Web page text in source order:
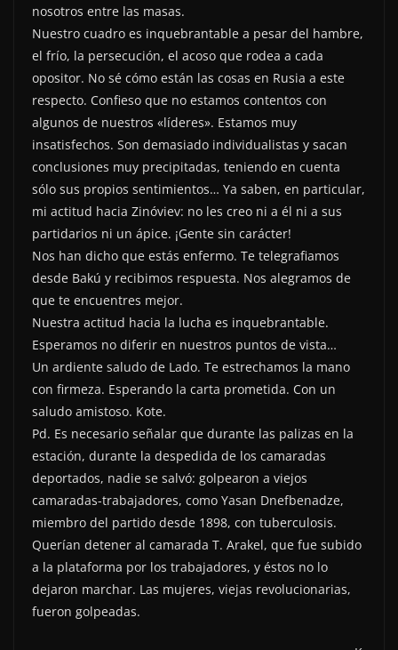
nosotros entre las masas.
Nuestro cuadro es inquebrantable a pesar del hambre,
el frío, la persecución, el acoso que rodea a cada
opositor. No sé cómo están las cosas en Rusia a este
respecto. Confieso que no estamos contentos con
algunos de nuestros «líderes». Estamos muy
insatisfechos. Son demasiado individualistas y sacan
conclusiones muy precipitadas, teniendo en cuenta
sólo sus propios sentimientos… Ya saben, en particular,
mi actitud hacia Zinóviev: no les creo ni a él ni a sus
partidarios ni un ápice. ¡Gente sin carácter!
Nos han dicho que estás enfermo. Te telegrafiamos
desde Bakú y recibimos respuesta. Nos alegramos de
que te encuentres mejor.
Nuestra actitud hacia la lucha es inquebrantable.
Esperamos no diferir en nuestros puntos de vista…
Un ardiente saludo de Lado. Te estrechamos la mano
con firmeza. Esperando la carta prometida. Con un
saludo amistoso. Kote.
Pd. Es necesario señalar que durante las palizas en la
estación, durante la despedida de los camaradas
deportados, nadie se salvó: golpearon a viejos
camaradas-trabajadores, como Yasan Dnefbenadze,
miembro del partido desde 1898, con tuberculosis.
Querían detener al camarada T. Arakel, que fue subido
a la plataforma por los trabajadores, y éstos no lo
dejaron marchar. Las mujeres, viejas revolucionarias,
fueron golpeadas.